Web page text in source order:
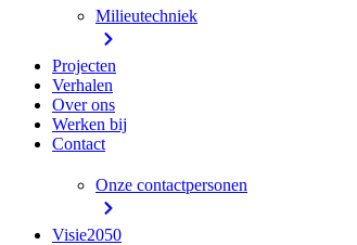
Milieutechniek
Projecten
Verhalen
Over ons
Werken bij
Contact
Onze contactpersonen
Visie2050